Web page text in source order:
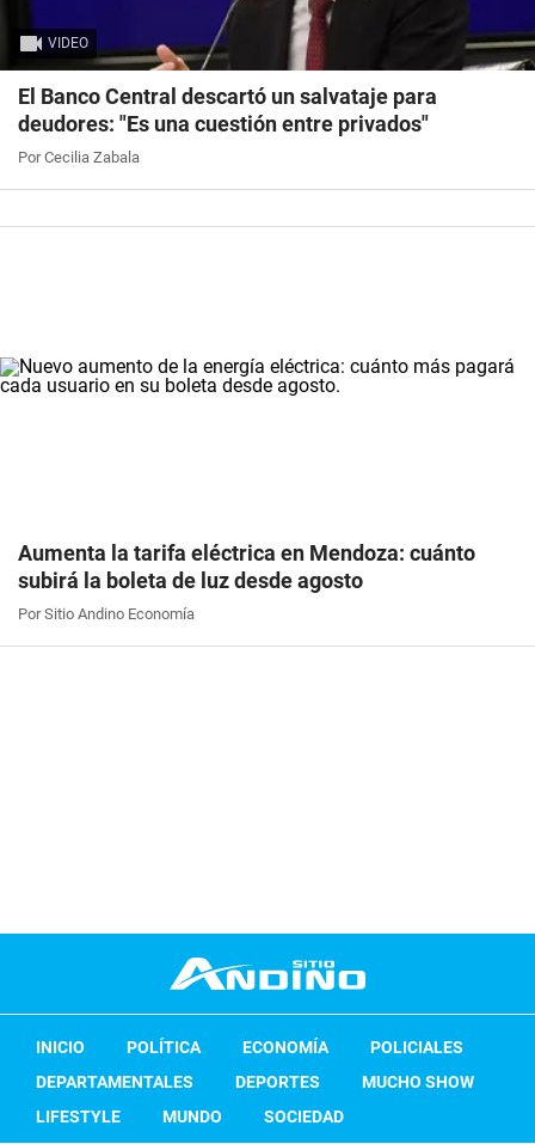
VIDEO
El Banco Central descartó un salvataje para
deudores: "Es una cuestión entre privados"
Por Cecilia Zabala
Aumenta la tarifa eléctrica en Mendoza: cuánto
subirá la boleta de luz desde agosto
Por Sitio Andino Economía
INICIO POLÍTICA ECONOMÍA
POLICIALES
DEPARTAMENTALES
DEPORTES
MUCHO SHOW
LIFESTYLE
MUNDO SOCIEDAD